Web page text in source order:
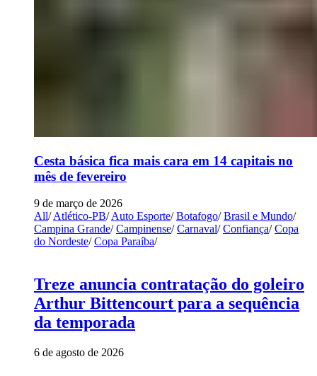
Cesta básica fica mais cara em 14 capitais no
mês de fevereiro
9 de março de 2026
All/ Atlético-PB/ Auto Esporte/ Botafogo/ Brasil e Mundo/
Campina Grande/ Campinense/ Carnaval/ Confiança/ Copa
do Nordeste/ Copa Paraíba/
Treze anuncia contratação do goleiro
Arthur Bittencourt para a sequência
da temporada
6 de agosto de 2026